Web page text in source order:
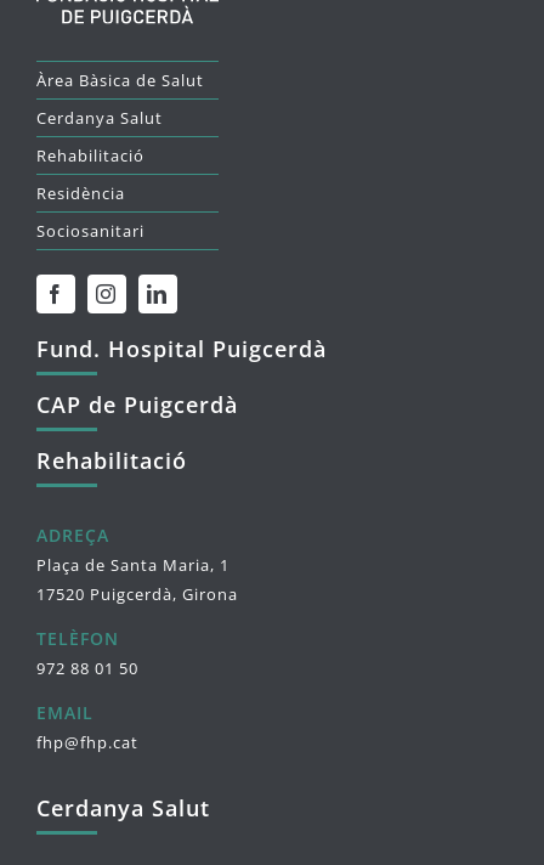
Àrea Bàsica de Salut
Cerdanya Salut
Rehabilitació
Residència
Sociosanitari
Fund. Hospital Puigcerdà
CAP de Puigcerdà
Rehabilitació
ADREÇA
Plaça de Santa Maria, 1
17520 Puigcerdà, Girona
TELÈFON
972 88 01 50
EMAIL
fhp@fhp.cat
Cerdanya Salut